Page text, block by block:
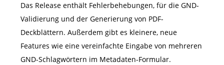
Das Release enthält Fehlerbehebungen, für die GND-
Validierung und der Generierung von PDF-
Deckblättern. Außerdem gibt es kleinere, neue
Features wie eine vereinfachte Eingabe von mehreren
GND-Schlagwörtern im Metadaten-Formular.